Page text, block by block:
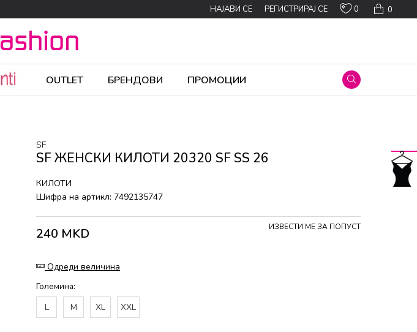
0
0
НАЈАВИ СЕ РЕГИСТРИРАЈ СЕ
OUTLET БРЕНДОВИ ПРОМОЦИИ
SF
SF ЖЕНСКИ КИЛОТИ 20320 SF SS 26
КИЛОТИ
Шифра на артикл: 7492135747
240 MKD ИЗВЕСТИ МЕ ЗА ПОПУСТ
Одреди величина
Големина:
L
M XL XXL